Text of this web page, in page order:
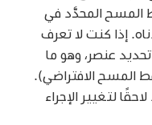
المسح المحدَّد في
إذا كنت لا تعرف
تحديد عنصر، وهو ما
المسح الافتراضي).
لتغيير الإجراء